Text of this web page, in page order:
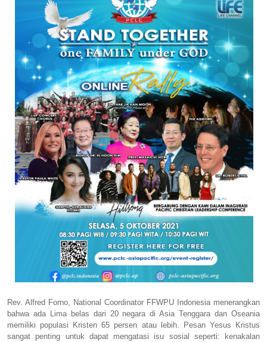
Rev. Alfred Forno, National Coordinator FFWPU Indonesia menerangkan
bahwa ada Lima belas dari 20 negara di Asia Tenggara dan Oseania
memiliki populasi Kristen 65 persen atau lebih. Pesan Yesus Kristus
sangat penting untuk dapat mengatasi isu sosial seperti: kenakalan